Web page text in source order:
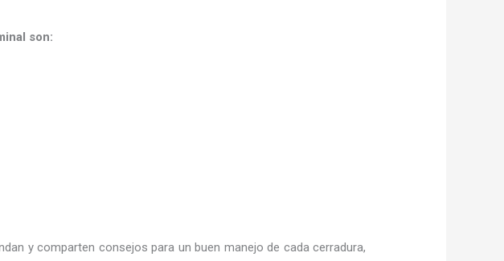
son:
y comparten consejos para un buen manejo de cada cerradura,